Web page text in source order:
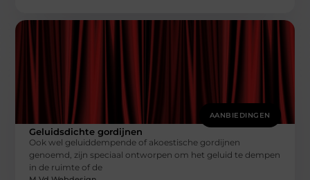
AANBIEDINGEN
Geluidsdichte gordijnen
Ook wel geluiddempende of akoestische gordijnen
genoemd, zijn speciaal ontworpen om het geluid te dempen
in de ruimte of de